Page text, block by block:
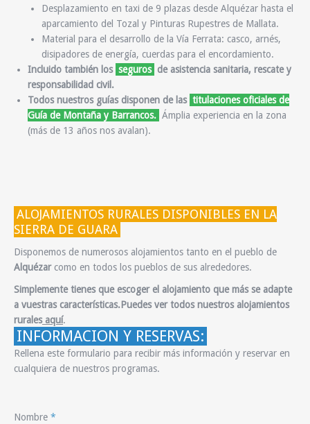
Desplazamiento en taxi de 9 plazas desde Alquézar hasta el
aparcamiento del Tozal y Pinturas Rupestres de Mallata.
Material para el desarrollo de la Vía Ferrata: casco, arnés,
disipadores de energía, cuerdas para el encordamiento.
Incluido también los seguros de asistencia sanitaria, rescate y
responsabilidad civil.
Todos nuestros guías disponen de las titulaciones oficiales de
Guía de Montaña y Barrancos. Ámplia experiencia en la zona
(más de 13 años nos avalan).
ALOJAMIENTOS RURALES DISPONIBLES EN LA
SIERRA DE GUARA
Disponemos de numerosos alojamientos tanto en el pueblo de
Alquézarcomo en todos los pueblos de sus alrededores.
Simplemente tienes que escoger el alojamiento que más se adapte
a vuestras características.Puedes ver todos nuestros alojamientos
ruralesaquí.
INFORMACION Y RESERVAS:
Rellena este formulario para recibir más información y reservar en
cualquiera de nuestros programas.
Nombre *